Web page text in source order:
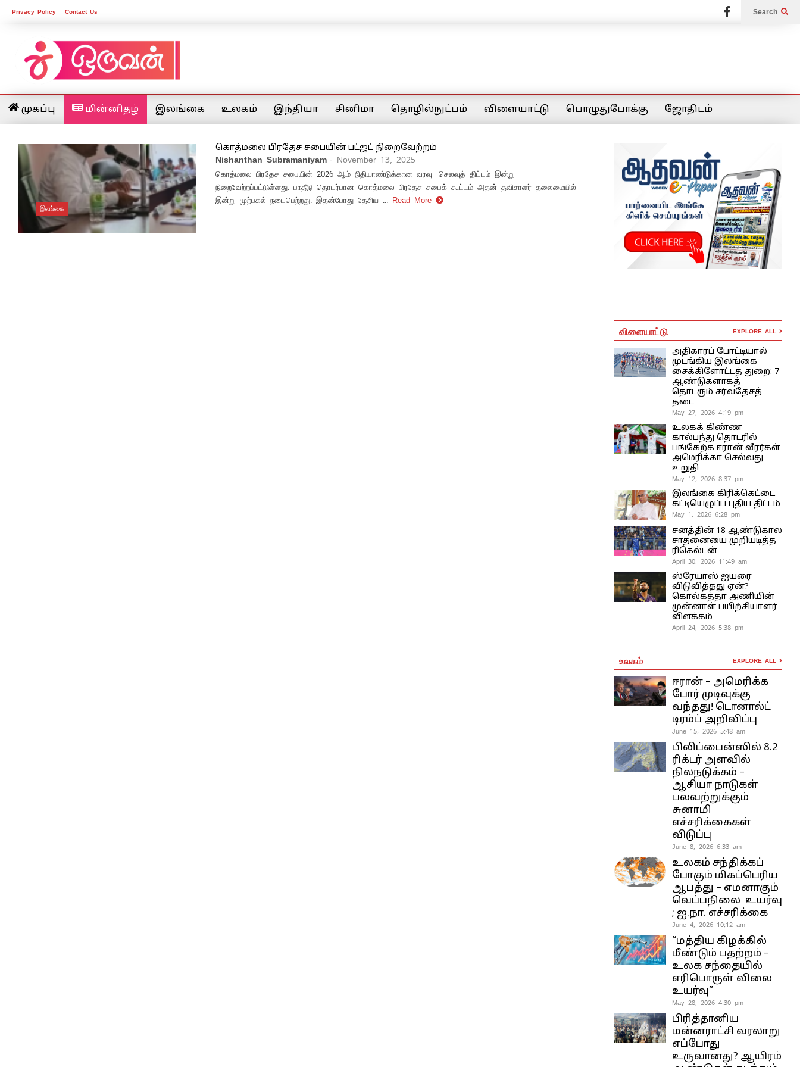
Privacy Policy Contact Us Search
முகப்பு மின்னிதழ் இலங்கை உலகம் இந்தியா சினிமா தொழில்நுட்பம் விளையாட்டு பொழுதுபோக்கு ஜோதிடம்
இலங்கை
கொத்மலை பிரதேச சபையின் பட்ஜட் நிறைவேற்றம்
Nishanthan Subramaniyam - November 13, 2025
கொத்மலை பிரதேச சபையின் 2026 ஆம் நிதியாண்டுக்கான வரவு- செலவுத் திட்டம் இன்று
நிறைவேற்றப்பட்டுள்ளது. பாதீடு தொடர்பான கொத்மலை பிரதேச சபைக் கூட்டம் அதன் தவிசாளர் தலைமையில்
இன்று முற்பகல் நடைபெற்றது. இதன்போது தேசிய ... Read More
விளையாட்டு EXPLORE ALL
அதிகாரப் போட்டியால்
முடங்கிய இலங்கை
சைக்கிளோட்டத் துறை: 7
ஆண்டுகளாகத்
தொடரும் சர்வதேசத்
தடை
May 27, 2026 4:19 pm
உலகக் கிண்ண
கால்பந்து தொடரில்
பங்கேற்க ஈரான் வீரர்கள்
அமெரிக்கா செல்வது
உறுதி
May 12, 2026 8:37 pm
இலங்கை கிரிக்கெட்டை
கட்டியெழுப்ப புதிய திட்டம்
May 1, 2026 6:28 pm
சனத்தின் 18 ஆண்டுகால
சாதனையை முறியடித்த
ரிகெல்டன்
April 30, 2026 11:49 am
ஸ்ரேயாஸ் ஐயரை
விடுவித்தது ஏன்?
கொல்கத்தா அணியின்
முன்னாள் பயிற்சியாளர்
விளக்கம்
April 24, 2026 5:38 pm
உலகம் EXPLORE ALL
ஈரான் – அமெரிக்க
போர் முடிவுக்கு
வந்தது! டொனால்ட்
டிரம்ப் அறிவிப்பு
June 15, 2026 5:48 am
பிலிப்பைன்ஸில் 8.2
ரிக்டர் அளவில்
நிலநடுக்கம் –
ஆசியா நாடுகள்
பலவற்றுக்கும்
சுனாமி
எச்சரிக்கைகள்
விடுப்பு
June 8, 2026 6:33 am
உலகம் சந்திக்கப்
போகும் மிகப்பெரிய
ஆபத்து – எமனாகும்
வெப்பநிலை உயர்வு
; ஐ.நா. எச்சரிக்கை
June 4, 2026 10:12 am
“மத்திய கிழக்கில்
மீண்டும் பதற்றம் –
உலக சந்தையில்
எரிபொருள் விலை
உயர்வு”
May 28, 2026 4:30 pm
பிரித்தானிய
மன்னராட்சி வரலாறு
எப்போது
உருவானது? ஆயிரம்